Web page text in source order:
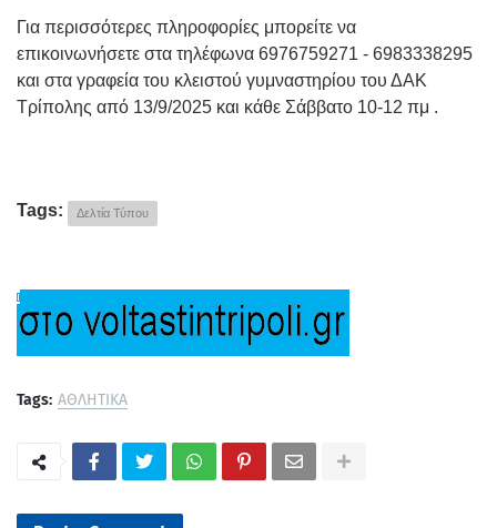
Για περισσότερες πληροφορίες μπορείτε να
επικοινωνήσετε στα τηλέφωνα 6976759271 - 6983338295
και στα γραφεία του κλειστού γυμναστηρίου του ΔΑΚ
Τρίπολης από 13/9/2025 και κάθε Σάββατο 10-12 πμ .
Tags: Δελτία Τύπου
Tags: ΑΘΛΗΤΙΚΑ